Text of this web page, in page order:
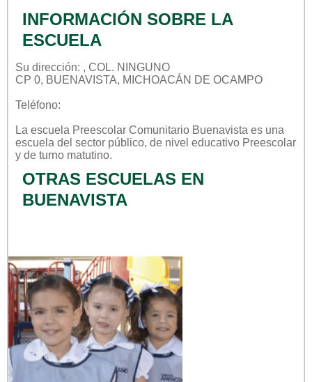
INFORMACIÓN SOBRE LA
ESCUELA
Su dirección: , COL. NINGUNO
CP 0, BUENAVISTA, MICHOACÁN DE OCAMPO
Teléfono:
La escuela Preescolar Comunitario Buenavista es una
escuela del sector público, de nivel educativo Preescolar
y de turno matutino.
OTRAS ESCUELAS EN
BUENAVISTA